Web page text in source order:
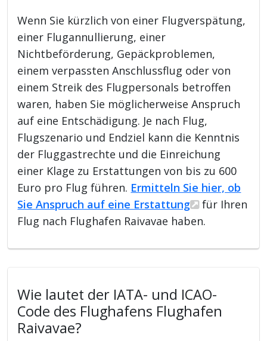
Wenn Sie kürzlich von einer Flugverspätung,
einer Flugannullierung, einer
Nichtbeförderung, Gepäckproblemen,
einem verpassten Anschlussflug oder von
einem Streik des Flugpersonals betroffen
waren, haben Sie möglicherweise Anspruch
auf eine Entschädigung. Je nach Flug,
Flugszenario und Endziel kann die Kenntnis
der Fluggastrechte und die Einreichung
einer Klage zu Erstattungen von bis zu 600
Euro pro Flug führen. Ermitteln Sie hier, ob
Sie Anspruch auf eine Erstattung
für Ihren
Flug nach Flughafen Raivavae haben.
Wie lautet der IATA- und ICAO-
Code des Flughafens Flughafen
Raivavae?